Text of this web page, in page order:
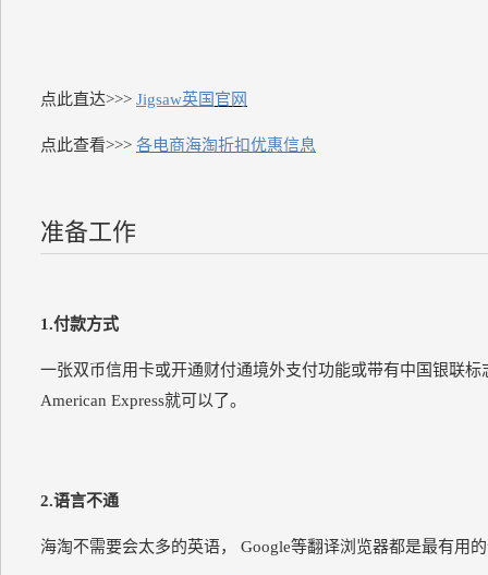
点此直达>>> Jigsaw英国 官网
点此查看>>> 各电商海淘折扣优惠信息
准备工作
1.付款方式
一张双币信用卡或开通财付通境外支付功能或带有中国银联
American Express就可以了。
2.语言不通
海淘不需要会太多的英语， Google等翻译浏览器都是最有用